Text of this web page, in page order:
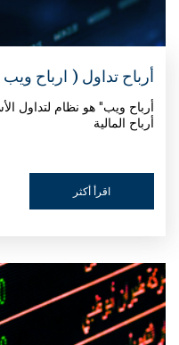
أرباح تداول ( ارباح
أرباح ويب" هو نظام لتداول
أرباح المالية
اقرأ أكثر